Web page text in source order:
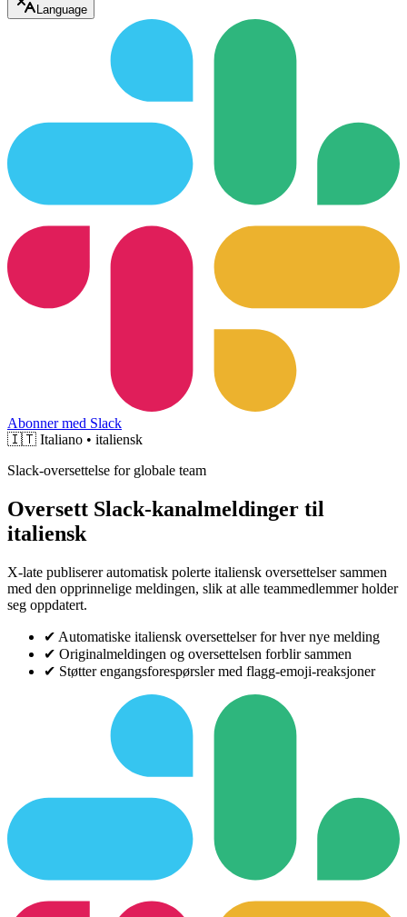
Language
Abonner med Slack
🇮🇹 Italiano • italiensk
Slack-oversettelse for globale team
Oversett Slack-kanalmeldinger til
italiensk
X-late publiserer automatisk polerte italiensk oversettelser sammen
med den opprinnelige meldingen, slik at alle teammedlemmer holder
seg oppdatert.
✔ Automatiske italiensk oversettelser for hver nye melding
✔ Originalmeldingen og oversettelsen forblir sammen
✔ Støtter engangsforespørsler med flagg-emoji-reaksjoner